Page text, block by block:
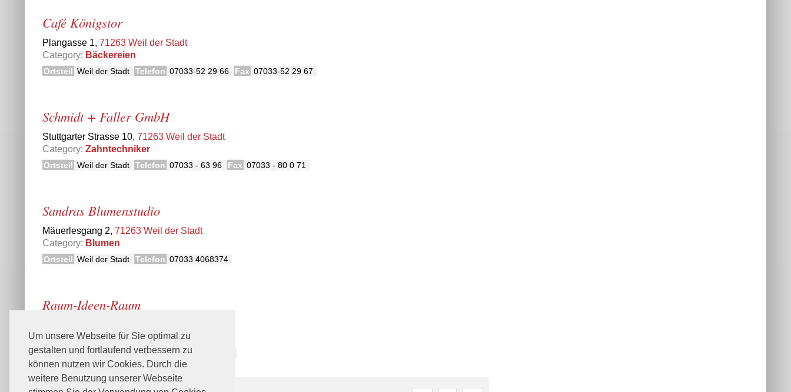
Um unsere Webseite für Sie optimal zu
gestalten und fortlaufend verbessern zu
können nutzen wir Cookies. Durch die
weitere Benutzung unserer Webseite
Café Königstor
Plangasse 1, 71263 Weil der Stadt
Category: Bäckereien
Ortsteil Weil der Stadt Telefon 07033-52 29 66 Fax 07033-52 29 67
Schmidt + Faller GmbH
Stuttgarter Strasse 10, 71263 Weil der Stadt
Category: Zahntechniker
Ortsteil Weil der Stadt Telefon 07033 - 63 96 Fax 07033 - 80 0 71
Sandras Blumenstudio
Mäuerlesgang 2, 71263 Weil der Stadt
Category: Blumen
Ortsteil Weil der Stadt Telefon 07033 4068374
Raum-Ideen-Raum
Category: Home Staging
Ortsteil Weil der Stadt Telefon 07033 - 3203222